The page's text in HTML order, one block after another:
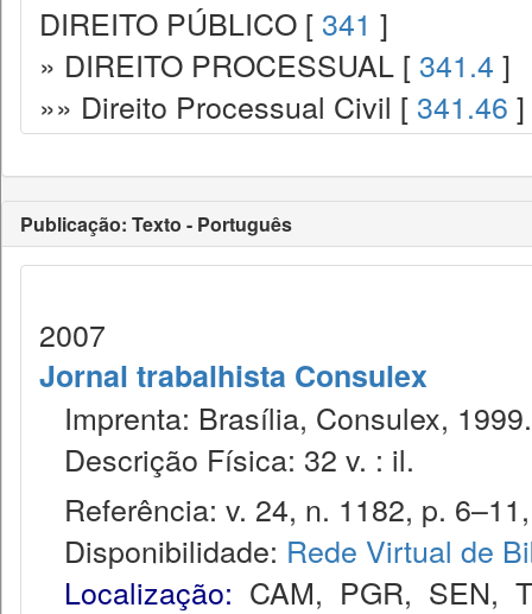
DIREITO PÚBLICO [ 341 ]
» DIREITO PROCESSUAL [ 341.4 ]
»» Direito Processual Civil [ 341.46 ]
Publicação: Texto - Português
2007
Jornal trabalhista Consulex
Imprenta: Brasília, Consulex, 1999.
Descrição Física: 32 v. : il.
Referência: v. 24, n. 1182, p.
Disponibilidade: Rede Virtual de
Localização: CAM, PGR, SEN,